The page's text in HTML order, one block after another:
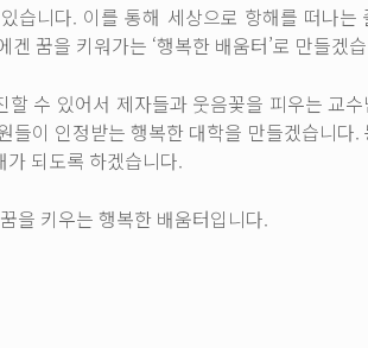
습니다. 이를 통해 세상으로 항해를 떠나는
꿈을 키워가는 ‘행복한 배움터’로 만들겠
수 있어서 제자들과 웃음꽃을 피우는 교
들이 인정받는 행복한 대학을 만들겠습니다.
되도록 하겠습니다.
을 키우는 행복한 배움터입니다.